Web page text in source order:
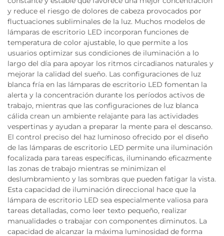
y reduce el riesgo de dolores de cabeza provocados por
fluctuaciones subliminales de la luz. Muchos modelos de
lámparas de escritorio LED incorporan funciones de
temperatura de color ajustable, lo que permite a los
usuarios optimizar sus condiciones de iluminación a lo
largo del día para apoyar los ritmos circadianos naturales y
mejorar la calidad del sueño. Las configuraciones de luz
blanca fría en las lámparas de escritorio LED fomentan la
alerta y la concentración durante los períodos activos de
trabajo, mientras que las configuraciones de luz blanca
cálida crean un ambiente relajante para las actividades
vespertinas y ayudan a preparar la mente para el descanso.
El control preciso del haz luminoso ofrecido por el diseño
de las lámparas de escritorio LED permite una iluminación
focalizada para tareas específicas, iluminando eficazmente
las zonas de trabajo mientras se minimizan el
deslumbramiento y las sombras que pueden fatigar la vista.
Esta capacidad de iluminación direccional hace que la
lámpara de escritorio LED sea especialmente valiosa para
tareas detalladas, como leer texto pequeño, realizar
manualidades o trabajar con componentes diminutos. La
capacidad de alcanzar la máxima luminosidad de forma